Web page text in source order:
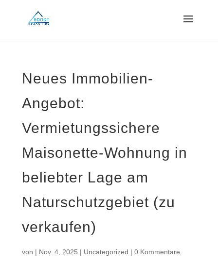
Neues Immobilien-
Angebot:
Vermietungssichere
Maisonette-Wohnung in
beliebter Lage am
Naturschutzgebiet (zu
verkaufen)
von | Nov. 4, 2025 | Uncategorized | 0 Kommentare